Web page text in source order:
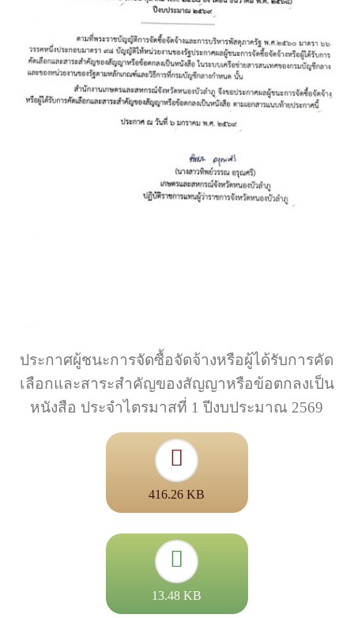
ประกาศผู้ชนะการจัดซื้อจัดจ้างหรือผู้ได้รับการคัด
เลือกและสาระสำคัญของสัญญาหรือข้อตกลงเป็น
หนังสือ ประจำไตรมาสที่ 1 ปีงบประมาณ 2569
416.26 KB
13.48 KB